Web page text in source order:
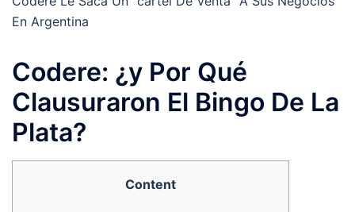
En Argentina
Codere: ¿y Por Qué
Clausuraron El Bingo De La
Plata?
Content